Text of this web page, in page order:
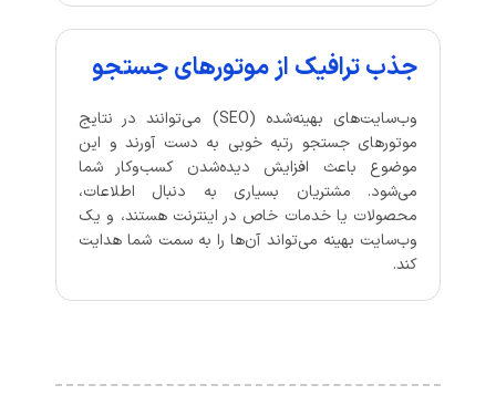
جذب ترافیک از موتورهای جستجو
وب‌سایت‌های بهینه‌شده (SEO) می‌توانند در نتایج
موتورهای جستجو رتبه خوبی به دست آورند و این
موضوع باعث افزایش دیده‌شدن کسب‌وکار شما
می‌شود. مشتریان بسیاری به دنبال اطلاعات،
محصولات یا خدمات خاص در اینترنت هستند، و یک
وب‌سایت بهینه می‌تواند آن‌ها را به سمت شما هدایت
کند.